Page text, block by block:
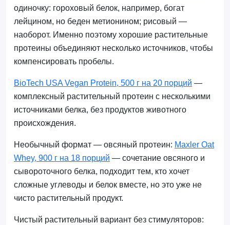
одиночку: гороховый белок, например, богат
лейцином, но беден метионином; рисовый —
наоборот. Именно поэтому хорошие растительные
протеины объединяют несколько источников, чтобы
компенсировать пробелы.
BioTech USA Vegan Protein, 500 г на 20 порций —
комплексный растительный протеин с несколькими
источниками белка, без продуктов животного
происхождения.
Необычный формат — овсяный протеин: Maxler Oat
Whey, 900 г на 18 порций — сочетание овсяного и
сывороточного белка, подходит тем, кто хочет
сложные углеводы и белок вместе, но это уже не
чисто растительный продукт.
Чистый растительный вариант без стимуляторов: